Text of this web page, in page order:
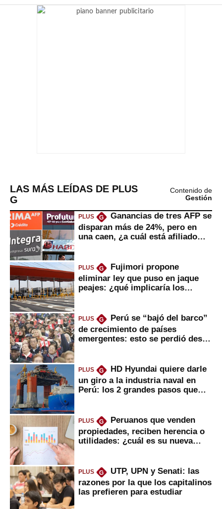
LAS MÁS LEÍDAS DE PLUS
G
Contenido de
Gestión
PLUS G
Ganancias de tres AFP se
disparan más de 24%, pero en
una caen, ¿a cuál está afiliado
PLUS G
Fujimori propone
eliminar ley que puso en jaque
peajes: ¿qué implicaría los
PLUS G
Perú se “bajó del barco”
de crecimiento de países
emergentes: esto se perdió desde
PLUS G
HD Hyundai quiere darle
un giro a la industria naval en
Perú: los 2 grandes pasos que
PLUS G
Peruanos que venden
propiedades, reciben herencia o
utilidades: ¿cuál es su nueva
PLUS G
UTP, UPN y Senati: las
razones por la que los capitalinos
las prefieren para estudiar